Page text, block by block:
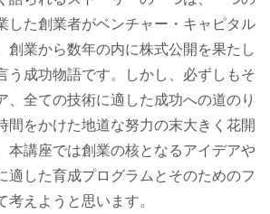
した創業者がベンチャー・キャピタル
創業から数年の内に株式公開を果たし
う成功物語です。しかし、必ずしもそ
、全ての技術に適した成功への道のり
間をかけた地道な努力の末大きく花開
本講座では創業の核となるアイデアや
適した育成プログラムとそのためのフ
考えようと思います。